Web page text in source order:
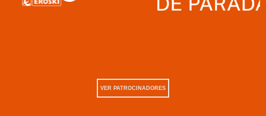
VER PATROCINADORES